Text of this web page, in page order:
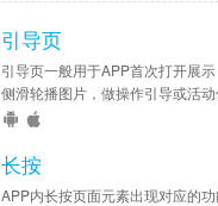
引导页
引导页一般用于APP首次打开展
侧滑轮播图片，做操作引导或活动
长按
APP内长按页面元素出现对应的